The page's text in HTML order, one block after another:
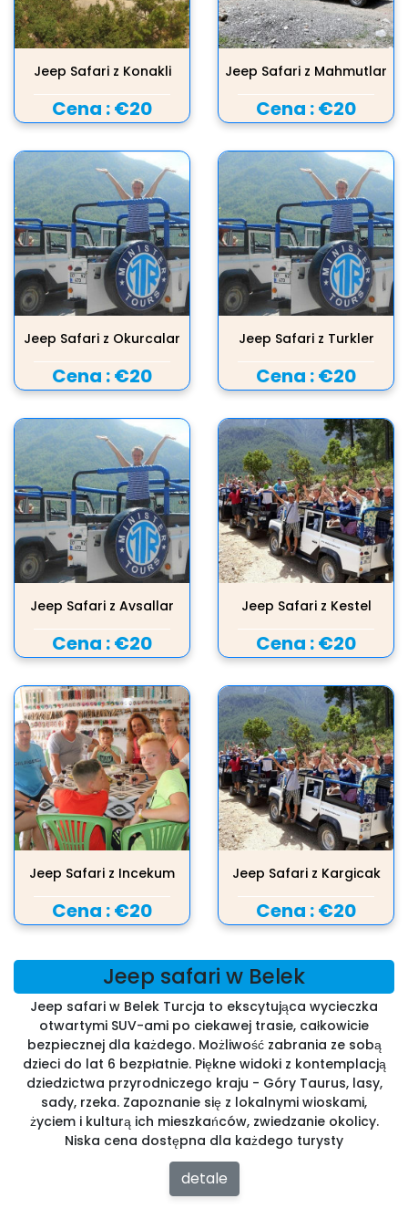
Jeep Safari z Konakli
Cena :€20
Jeep Safari z Mahmutlar
Cena :€20
Jeep Safari z Okurcalar
Cena :€20
Jeep Safari z Turkler
Cena :€20
Jeep Safari z Avsallar
Cena :€20
Jeep Safari z Kestel
Cena :€20
Jeep Safari z Incekum
Cena :€20
Jeep Safari z Kargicak
Cena :€20
Jeep safari w Belek
Jeep safari w Belek Turcja to ekscytująca wycieczka
otwartymi SUV-ami po ciekawej trasie, całkowicie
bezpiecznej dla każdego. Możliwość zabrania ze sobą
dzieci do lat 6 bezpłatnie. Piękne widoki z kontemplacją
dziedzictwa przyrodniczego kraju - Góry Taurus, lasy,
sady, rzeka. Zapoznanie się z lokalnymi wioskami,
życiem i kulturą ich mieszkańców, zwiedzanie okolicy.
Niska cena dostępna dla każdego turysty
detale